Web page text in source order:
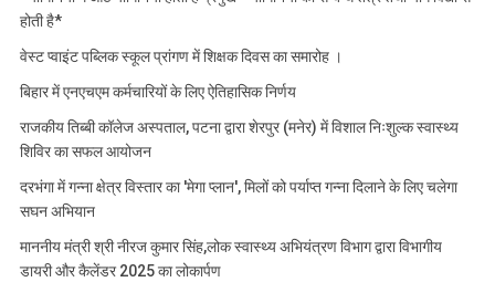
होती है*
वेस्ट प्वाइंट पब्लिक स्कूल प्रांगण में शिक्षक दिवस का समारोह ।
बिहार में एनएचएम कर्मचारियों के लिए ऐतिहासिक निर्णय
राजकीय तिब्बी कॉलेज अस्पताल, पटना द्वारा शेरपुर (मनेर) में विशाल निःशुल्क स्वास्थ्य
शिविर का सफल आयोजन
दरभंगा में गन्ना क्षेत्र विस्तार का 'मेगा प्लान', मिलों को पर्याप्त गन्ना दिलाने के लिए चलेगा
सघन अभियान
माननीय मंत्री श्री नीरज कुमार सिंह,लोक स्वास्थ्य अभियंत्रण विभाग द्वारा विभागीय
डायरी और कैलेंडर 2025 का लोकार्पण